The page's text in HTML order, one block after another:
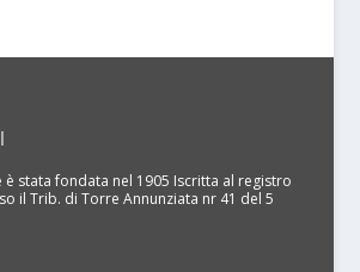
è stata fondata nel 1905 Iscritta al registro
il Trib. di Torre Annunziata nr 41 del 5